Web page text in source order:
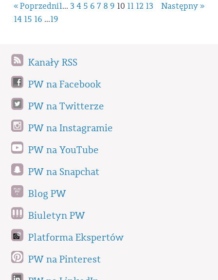
« Poprzedni Następny »
1... 3 4 5 6 7 8 9 10 11 12 13
14 15 16 ...19
Kanały RSS
PW na Facebook
PW na Twitterze
PW na Instagramie
PW na YouTube
PW na Snapchat
Blog PW
Biuletyn PW
Platforma Ekspertów
PW na Pinterest